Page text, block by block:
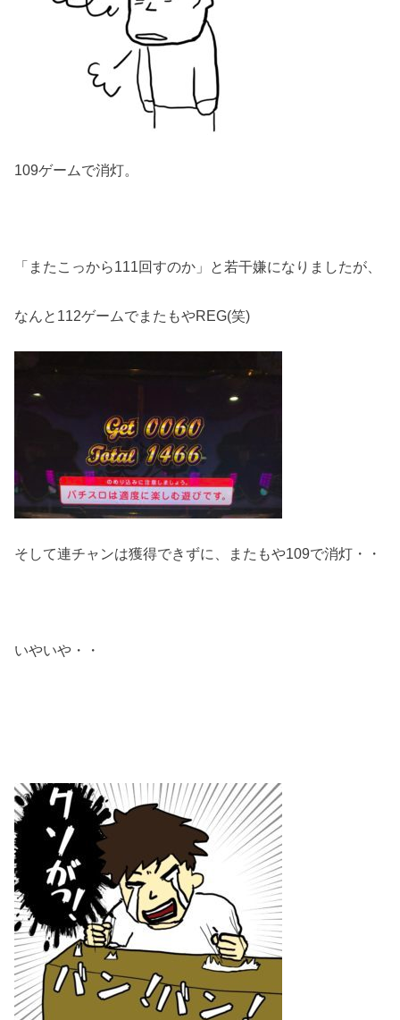
109ゲームで消灯。
「またこっから111回すのか」と若干嫌になりましたが、
なんと112ゲームでまたもやREG(笑)
そして連チャンは獲得できずに、またもや109で消灯・・
いやいや・・